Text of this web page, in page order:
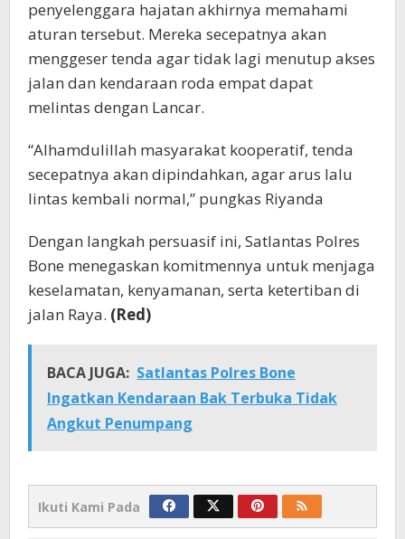
penyelenggara hajatan akhirnya memahami
aturan tersebut. Mereka secepatnya akan
menggeser tenda agar tidak lagi menutup akses
jalan dan kendaraan roda empat dapat
melintas dengan Lancar.
“Alhamdulillah masyarakat kooperatif, tenda
secepatnya akan dipindahkan, agar arus lalu
lintas kembali normal,” pungkas Riyanda
Dengan langkah persuasif ini, Satlantas Polres
Bone menegaskan komitmennya untuk menjaga
keselamatan, kenyamanan, serta ketertiban di
jalan Raya. (Red)
BACA JUGA: Satlantas Polres Bone
Ingatkan Kendaraan Bak Terbuka Tidak
Angkut Penumpang
Ikuti Kami Pada